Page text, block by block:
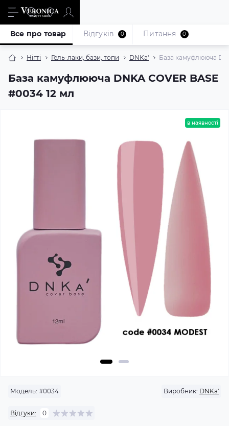
Нігті Гель-лаки, бази, топи DNKa' База камуфлююча
База камуфлююча DNKA COVER BASE
#0034 12 мл
Все про товар Відгуків 0 Питання 0
в наявності
Модель: #0034 Виробник: DNKa'
Відгуки: 0